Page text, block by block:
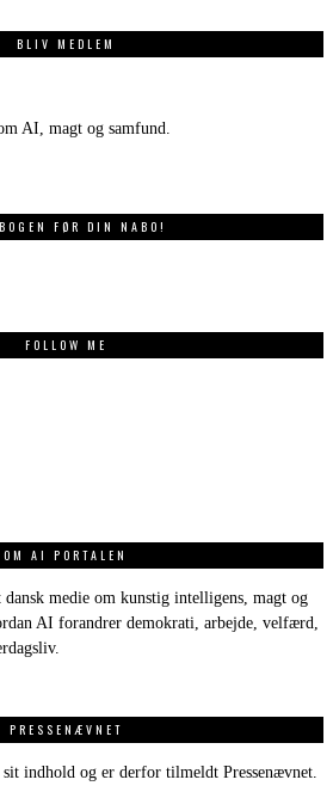
BLIV MEDLEM
AI, magt og samfund.
FØR DIN NABO!
FOLLOW ME
OM AI PORTALEN
medie om kunstig intelligens, magt og
AI forandrer demokrati, arbejde, velfærd,
PRESSENÆVNET
indhold og er derfor tilmeldt Pressenævnet.